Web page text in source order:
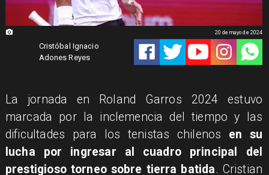
Cristóbal Ignacio
Adones Reyes
20 de mayo de 2024
La jornada en Roland Garros 2024 estuvo
marcada por la inclemencia del tiempo y las
dificultades para los tenistas chilenos en su
lucha por ingresar al cuadro principal del
prestigioso torneo sobre tierra batida. Cristian